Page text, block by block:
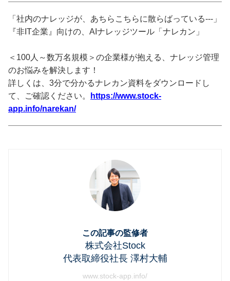
「社内のナレッジが、あちらこちらに散らばっている---」
『非IT企業』向けの、AIナレッジツール「ナレカン」
＜100人～数万名規模＞の企業様が抱える、ナレッジ管理
のお悩みを解決します！
詳しくは、3分で分かるナレカン資料をダウンロードし
て、ご確認ください。
https://www.stock-
app.info/narekan/
この記事の監修者
株式会社Stock
代表取締役社長 澤村大輔
www.stock-app.info/